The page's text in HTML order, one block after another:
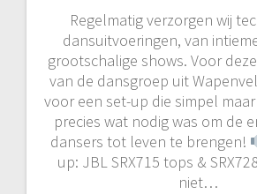
Regelmatig verzorgen wij
dansuitvoeringen, van
grootschalige shows. Voor
van de dansgroep uit
voor een set-up die simpel
precies wat nodig was om de
dansers tot leven te brengen!
up: JBL SRX715 tops &
niet…